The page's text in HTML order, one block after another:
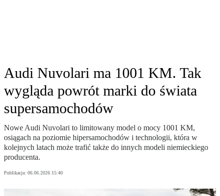
Audi Nuvolari ma 1001 KM. Tak
wygląda powrót marki do świata
supersamochodów
Nowe Audi Nuvolari to limitowany model o mocy 1001 KM,
osiągach na poziomie hipersamochodów i technologii, która w
kolejnych latach może trafić także do innych modeli niemieckiego
producenta.
Publikacja: 06.06.2026 15:40